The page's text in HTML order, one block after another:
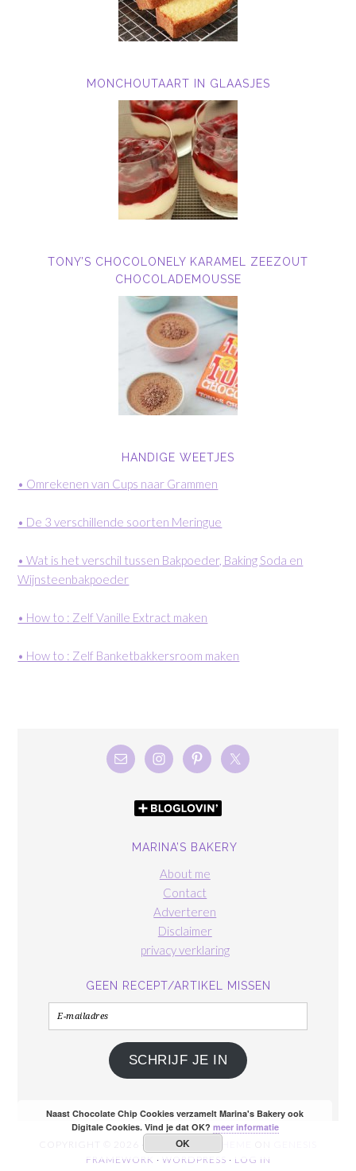
MONCHOUTAART IN GLAASJES
TONY’S CHOCOLONELY KARAMEL ZEEZOUT
CHOCOLADEMOUSSE
HANDIGE WEETJES
• Omrekenen van Cups naar Grammen
• De 3 verschillende soorten Meringue
• Wat is het verschil tussen Bakpoeder, Baking Soda en
Wijnsteenbakpoeder
• How to : Zelf Vanille Extract maken
• How to : Zelf Banketbakkersroom maken
MARINA’S BAKERY
About me
Contact
Adverteren
Disclaimer
privacy verklaring
GEEN RECEPT/ARTIKEL MISSEN
E-
mailadres
SCHRIJF JE IN
COPYRIGHT © 2026 · FOODIE PRO THEME
FRAMEWORK · WORDPRESS · LOG IN
Naast Chocolate Chip Cookies verzamelt Marina's Bakery ook
Digitale Cookies. Vind je dat OK? meer informatie
OK